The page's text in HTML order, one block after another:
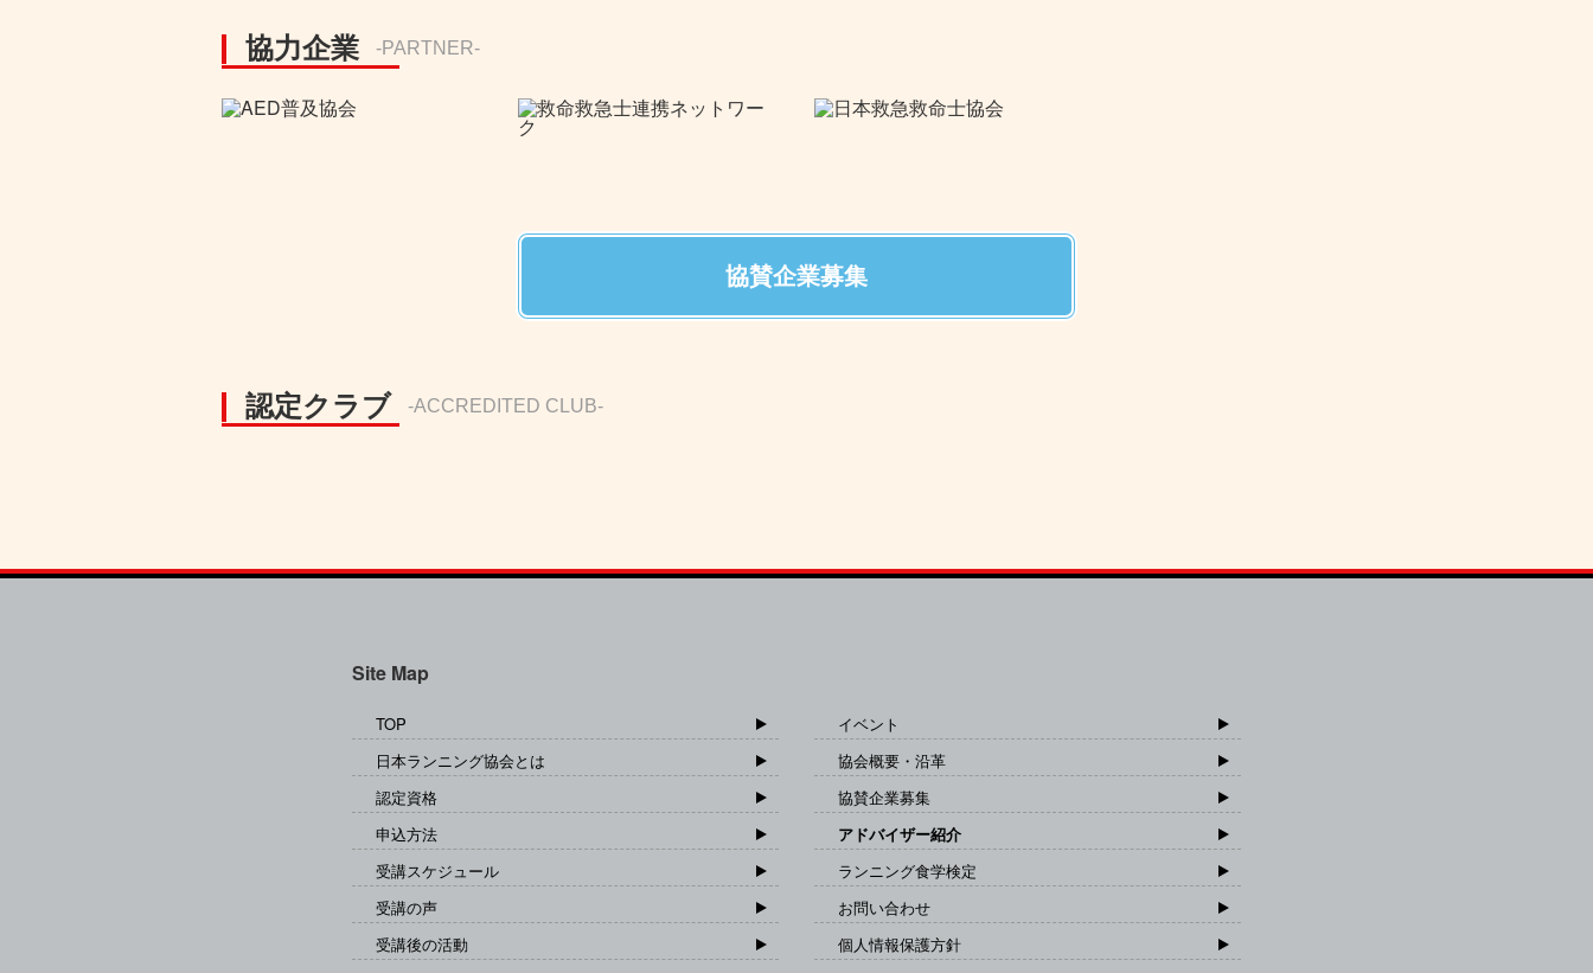
協力企業 -PARTNER-
協賛企業募集
認定クラブ -ACCREDITED CLUB-
Site Map
TOP
日本ランニング協会とは
認定資格
申込方法
受講スケジュール
受講の声
受講後の活動
イベント
協会概要・沿革
協賛企業募集
アドバイザー紹介
ランニング食学検定
お問い合わせ
個人情報保護方針